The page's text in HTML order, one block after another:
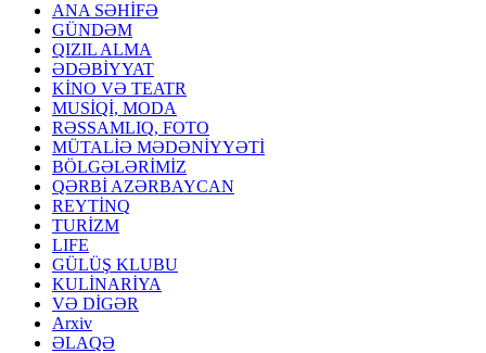
ANA SƏHİFƏ
GÜNDƏM
QIZIL ALMA
ƏDƏBİYYAT
KİNO VƏ TEATR
MUSİQİ, MODA
RƏSSAMLIQ, FOTO
MÜTALİƏ MƏDƏNİYYƏTİ
BÖLGƏLƏRİMİZ
QƏRBİ AZƏRBAYCAN
REYTİNQ
TURİZM
LIFE
GÜLÜŞ KLUBU
KULİNARİYA
VƏ DİGƏR
Arxiv
ƏLAQƏ